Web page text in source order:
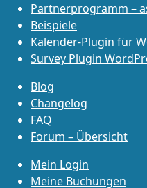
Partnerprogramm –
Beispiele
Kalender-Plugin für
Survey Plugin
Blog
Changelog
FAQ
Forum – Übersicht
Mein Login
Meine Buchungen